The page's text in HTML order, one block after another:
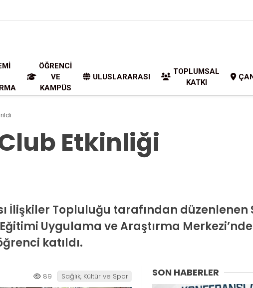
ÖĞRENCI
VE
KAMPÜS
ULUSLARARASI
TOPLUMSAL
KATKI
Etkinliği
İlişkiler Topluluğu tarafından düzenlenen
Uygulama ve Araştırma Merkezi’nde
katıldı.
89 Sağlık, Kültür ve Spor SON HABERLER